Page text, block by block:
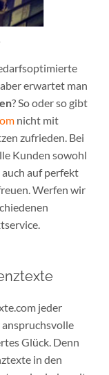
erwartet man
? So oder so gibt
nicht mit
zufrieden. Bei
Kunden sowohl
auf perfekt
Werfen wir
jeder
Glück. Denn
in den